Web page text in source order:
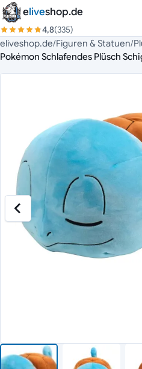
Zum Inhalt springen
eliveshop.de
4,8(335)
eliveshop.de/Figuren & Statuen/
Pokémon Schlafendes Plüsch